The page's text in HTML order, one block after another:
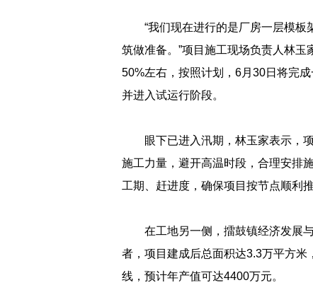
“我们现在进行的是厂房一层模
筑做准备。”项目施工现场负责人林
50%左右，按照计划，6月30日将完
并进入试运行阶段。
眼下已进入汛期，林玉家表示，
施工力量，避开高温时段，合理安排
工期、赶进度，确保项目按节点顺利
在工地另一侧，擂鼓镇经济发展
者，项目建成后总面积达3.3万平方
线，预计年产值可达4400万元。